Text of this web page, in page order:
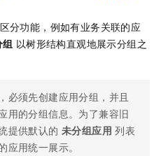
分功能，例如有业务关联的应
组 以树形结构直观地展示分组之
必须先创建应用分组，并且
用的分组信息。为了兼容旧
提供默认的 未分组应用 列表
应用统一展示。